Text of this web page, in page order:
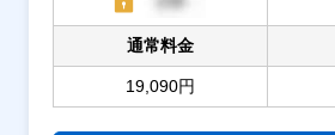
通常料金
19,090円